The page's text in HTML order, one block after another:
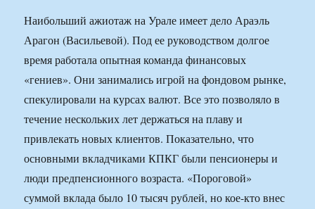
Наибольший ажиотаж на Урале имеет дело Араэль
Арагон (Васильевой). Под ее руководством долгое
время работала опытная команда финансовых
«гениев». Они занимались игрой на фондовом рынке,
спекулировали на курсах валют. Все это позволяло в
течение нескольких лет держаться на плаву и
привлекать новых клиентов. Показательно, что
основными вкладчиками КПКГ были пенсионеры и
люди предпенсионного возраста. «Пороговой»
суммой вклада было 10 тысяч рублей, но кое-кто внес